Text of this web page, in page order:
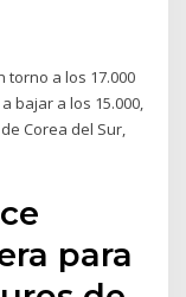
torno a los 17.000
bajar a los 15.000,
Corea del Sur,
para